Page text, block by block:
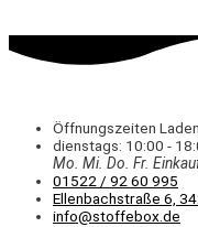
Öffnungszeiten
dienstags: 10:00 -
Mo. Mi. Do. Fr.
01522 / 92 60 995
Ellenbachstraße 6,
info@stoffebox.de